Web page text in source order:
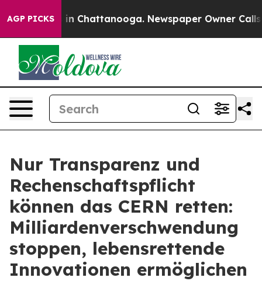
AGP PICKS
Chaos in Chattanooga. Newspaper Owner Calls
Nur Transparenz und
Rechenschaftspflicht
können das CERN retten:
Milliardenverschwendung
stoppen, lebensrettende
Innovationen ermöglichen